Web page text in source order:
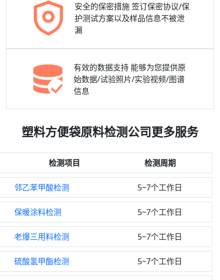
安全的保密措施 签订保密协议/保
护测试方案以及样品信息不被泄
漏
有效的数据支持 能够为您提供原
始数据/试验照片/实验视频/图谱
信息
塑料方便袋原料检测公司更多服务
检测项目 检测周期
邻乙苯甲酸检测 5~7个工作日
保暖涂料检测 5~7个工作日
老爆三用料检测 5~7个工作日
硫酸氢甲酯检测 5~7个工作日